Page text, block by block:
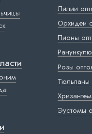
Лилии
Орхидеи
Пионы
Розы
Тюльпаны
Эустомы